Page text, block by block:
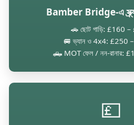
Bamber Bridge-এ
🚗 ছোট গাড়ি: £160
🚐 ভ্যান ও 4x4: £250
🛻 MOT ফেল / নন-রানার:
💷